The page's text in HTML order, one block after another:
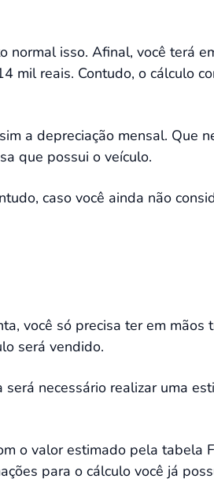
normal isso. Afinal, você terá
mil reais. Contudo, o cálculo
a depreciação mensal. Que
que possui o veículo.
caso você ainda não
você só precisa ter em mãos
será vendido.
necessário realizar uma
o valor estimado pela tabela
para o cálculo você já